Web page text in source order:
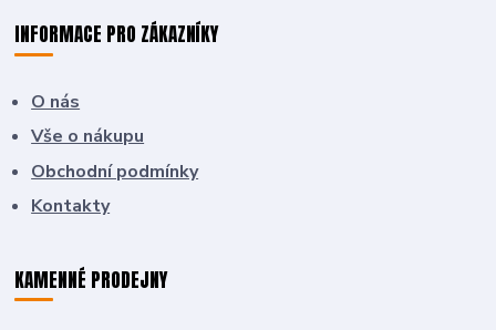
INFORMACE PRO ZÁKAZNÍKY
O nás
Vše o nákupu
Obchodní podmínky
Kontakty
KAMENNÉ PRODEJNY